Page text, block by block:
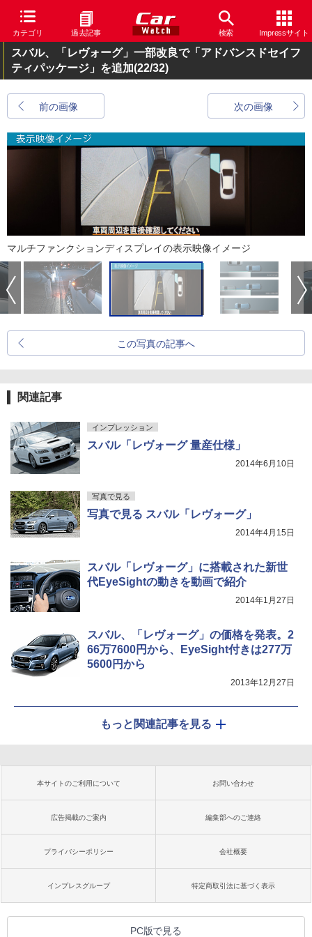
カテゴリ 過去記事 検索 Impressサイト
スバル、「レヴォーグ」一部改良で「アドバンスドセイフ
ティパッケージ」を追加(22/32)
前の画像 次の画像
マルチファンクションディスプレイの表示映像イメージ
この写真の記事へ
関連記事
インプレッション
スバル「レヴォーグ 量産仕様」
2014年6月10日
写真で見る
写真で見る スバル「レヴォーグ」
2014年4月15日
スバル「レヴォーグ」に搭載された新世
代EyeSightの動きを動画で紹介
2014年1月27日
スバル、「レヴォーグ」の価格を発表。2
66万7600円から、EyeSight付きは277万
5600円から
2013年12月27日
もっと関連記事を見る
本サイトのご利用について お問い合わせ
広告掲載のご案内 編集部へのご連絡
プライバシーポリシー 会社概要
インプレスグループ 特定商取引法に基づく表示
PC版で見る